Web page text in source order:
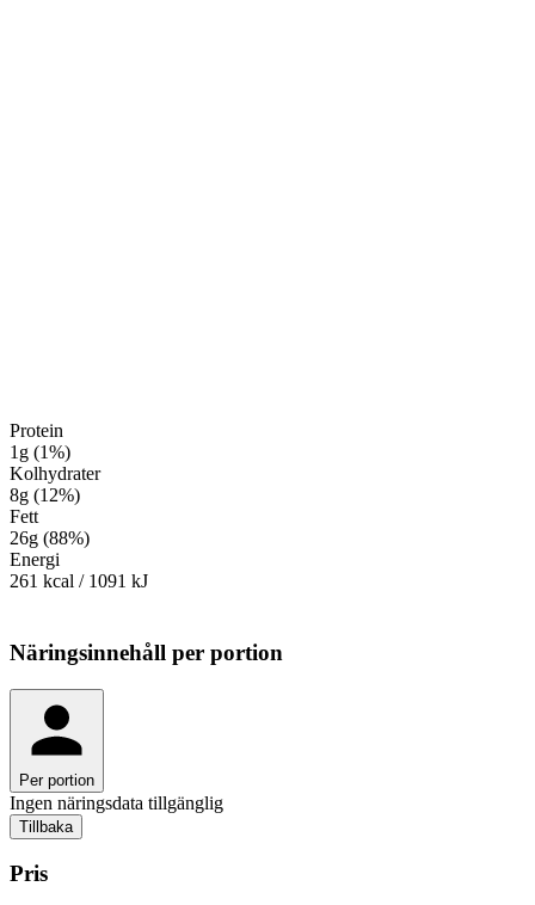
Protein
1 g (1%)
Kolhydrater
8g (12%)
Fett
26g (88%)
Energi
261 kcal / 1091 kJ
Näringsinnehåll per portion
Per portion
Ingen näringsdata tillgänglig
Tillbaka
Pris